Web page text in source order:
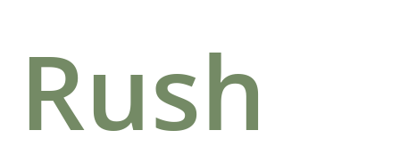
Rush